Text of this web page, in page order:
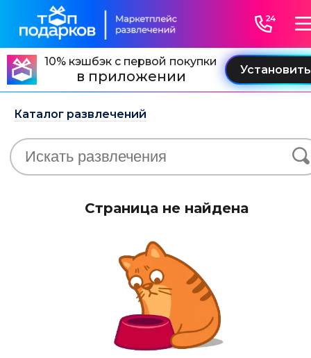
10% кэшбэк с первой покупки
в приложении
Каталог развлечений
Страница не найдена